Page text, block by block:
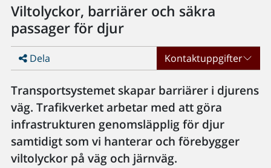
Viltolyckor, barriärer och säkra
passager för djur
Dela Kontaktuppgifter
Transportsystemet skapar barriärer i djurens
väg. Trafikverket arbetar med att göra
infrastrukturen genomsläpplig för djur
samtidigt som vi hanterar och förebygger
viltolyckor på väg och järnväg.